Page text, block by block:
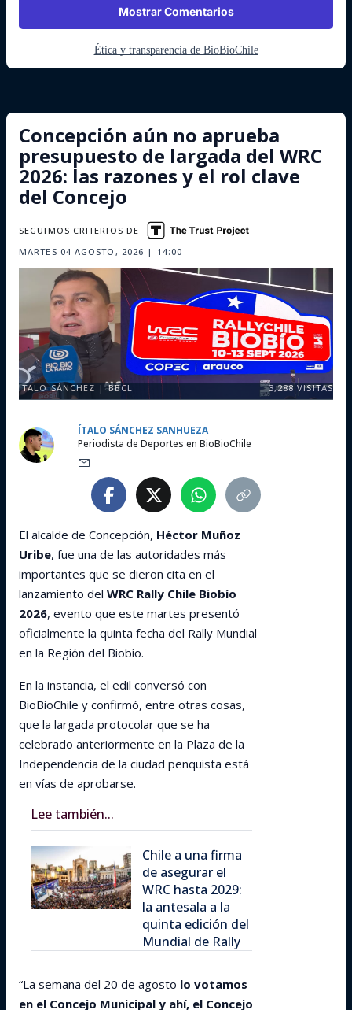
Mostrar Comentarios
Ética y transparencia de BioBioChile
Concepción aún no aprueba
presupuesto de largada del WRC
2026: las razones y el rol clave
del Concejo
MARTES 04 AGOSTO, 2026 | 14:00
SEGUIMOS CRITERIOS DE
ITALO SÁNCHEZ | BBCL 3,288 VISITAS
ÍTALO SÁNCHEZ SANHUEZA
Periodista de Deportes en BioBioChile
El alcalde de Concepción, Héctor Muñoz
Uribe, fue una de las autoridades más
importantes que se dieron cita en el
lanzamiento del WRC Rally Chile Biobío
2026, evento que este martes presentó
oficialmente la quinta fecha del Rally Mundial
en la Región del Biobío.
En la instancia, el edil conversó con
BioBioChile y confirmó, entre otras cosas,
que la largada protocolar que se ha
celebrado anteriormente en la Plaza de la
Independencia de la ciudad penquista está
en vías de aprobarse.
Lee también...
Chile a una firma
de asegurar el
WRC hasta 2029:
la antesala a la
quinta edición del
Mundial de Rally
“La semana del 20 de agosto lo votamos
en el Concejo Municipal y ahí, el Concejo